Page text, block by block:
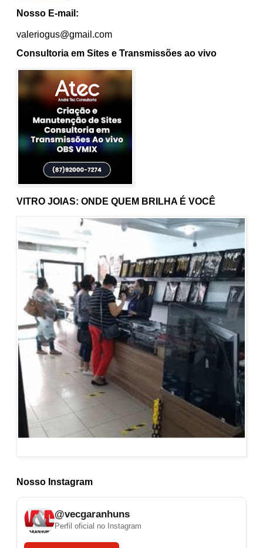
Nosso Instagram
@vecgaranhuns
Perfil oficial no Instagram
VITRO JOIAS: ONDE QUEM BRILHA É VOCÊ
Nosso E-mail:
valeriogus@gmail.com
Consultoria em Sites e Transmissões ao vivo